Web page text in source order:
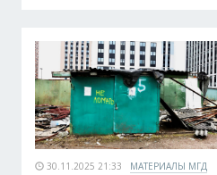
30.11.2025 21:33 МАТЕРИАЛЫ МГД